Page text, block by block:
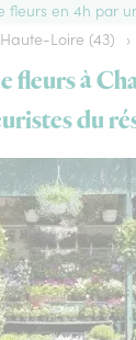
fleurs en 4h par
Haute-Loire (43) ›
fleurs à
du